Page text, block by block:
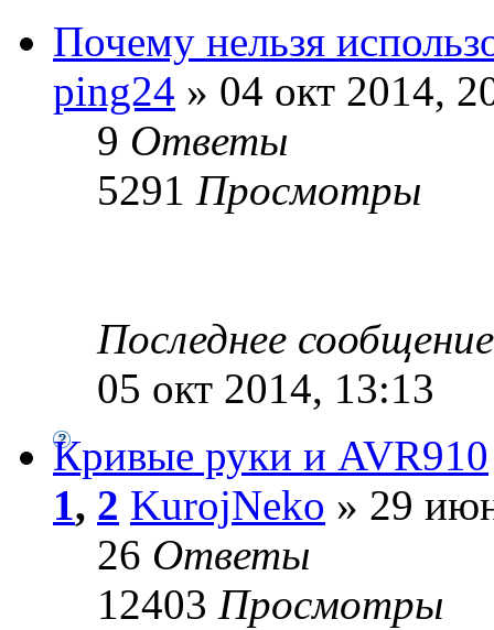
Почему нельзя
ping24 » 04 окт 2014,
9 Ответы
5291 Просмотры
Последнее
05 окт 2014, 13:13
Кривые руки и AVR910
1, 2 KurojNeko » 29
26 Ответы
12403 Просмотры